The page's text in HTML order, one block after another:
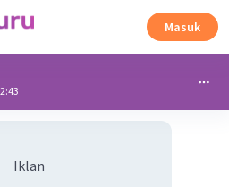
Masuk
Iklan